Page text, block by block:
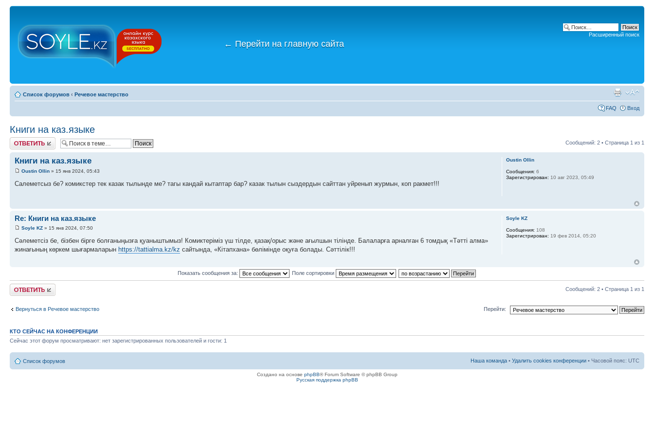
← Перейти на главную сайта
Расширенный поиск
Список форумов ‹ Речевое мастерство
FAQ Вход
Книги на каз.языке
Ответить Сообщений: 2 • Страница 1 из 1
Книги на каз.языке
Oustin Ollin » 15 янв 2024, 05:43
Салеметсыз бе? комикстер тек казак тылынде ме? тагы кандай кытаптар бар? казак тылын сыздердын сайттан уйренып журмын, коп ракмет!!!
Oustin Ollin
Сообщения: 6
Зарегистрирован: 10 авг 2023, 05:49
Re: Книги на каз.языке
Soyle KZ » 15 янв 2024, 07:50
Сәлеметсіз бе, бізбен бірге болғаныңызға қуаныштымыз! Комиктеріміз үш тілде, қазақ/орыс және ағылшын тілінде. Балаларға арналған 6 томдық «Тәтті алма»
жинағының көркем шығармаларын https://tattialma.kz/kz сайтында, «Кітапхана» бөлімінде оқуға болады. Сәттілік!!!
Soyle KZ
Сообщения: 108
Зарегистрирован: 19 фев 2014, 05:20
Показать сообщения за: Поле сортировки
Ответить Сообщений: 2 • Страница 1 из 1
Вернуться в Речевое мастерство Перейти:
КТО СЕЙЧАС НА КОНФЕРЕНЦИИ
Сейчас этот форум просматривают: нет зарегистрированных пользователей и гости: 1
Список форумов Наша команда • Удалить cookies конференции • Часовой пояс: UTC
Создано на основе phpBB® Forum Software © phpBB Group
Русская поддержка phpBB